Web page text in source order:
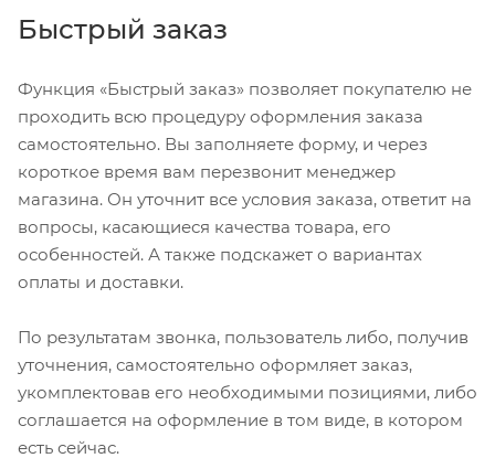
Быстрый заказ
Функция «Быстрый заказ» позволяет покупателю не
проходить всю процедуру оформления заказа
самостоятельно. Вы заполняете форму, и через
короткое время вам перезвонит менеджер
магазина. Он уточнит все условия заказа, ответит на
вопросы, касающиеся качества товара, его
особенностей. А также подскажет о вариантах
оплаты и доставки.
По результатам звонка, пользователь либо, получив
уточнения, самостоятельно оформляет заказ,
укомплектовав его необходимыми позициями, либо
соглашается на оформление в том виде, в котором
есть сейчас.